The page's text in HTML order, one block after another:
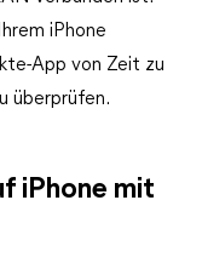
iPhone
App von Zeit zu
überprüfen.
iPhone mit